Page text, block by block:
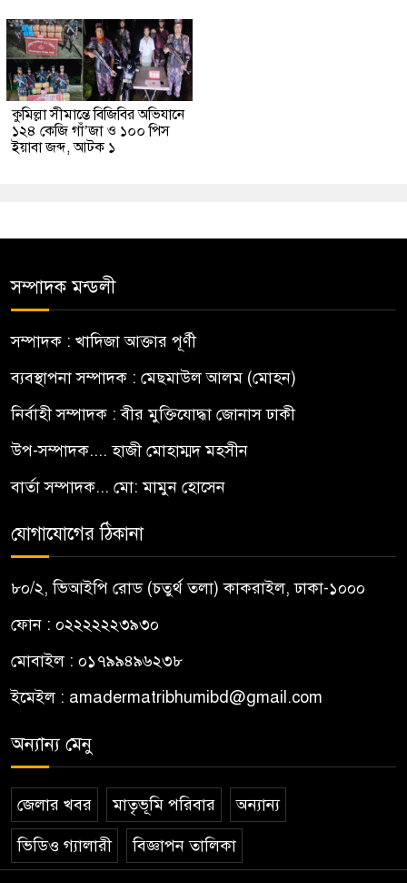
কুমিল্লা সীমান্তে বিজিবির অভিযানে
১২৪ কেজি গাঁ’জা ও ১০০ পিস
ইয়াবা জব্দ, আটক ১
সম্পাদক মন্ডলী
সম্পাদক : খাদিজা আক্তার পূর্ণী
ব্যবস্থাপনা সম্পাদক : মেছমাউল আলম (মোহন)
নির্বাহী সম্পাদক : বীর মুক্তিযোদ্ধা জোনাস ঢাকী
উপ-সম্পাদক.... হাজী মোহাম্মদ মহসীন
বার্তা সম্পাদক... মো: মামুন হোসেন
যোগাযোগের ঠিকানা
৮০/২, ভিআইপি রোড (চতুর্থ তলা) কাকরাইল, ঢাকা-১০০০
ফোন : ০২২২২২২৩৯৩০
মোবাইল : ০১৭৯৯৪৯৬২৩৮
ইমেইল : amadermatribhumibd@gmail.com
অন্যান্য মেনু
জেলার খবর মাতৃভূমি পরিবার অন্যান্য
ভিডিও গ্যালারী বিজ্ঞাপন তালিকা